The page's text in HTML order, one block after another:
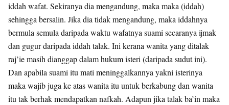
iddah wafat. Sekiranya dia mengandung, maka maka (iddah)
sehingga bersalin. Jika dia tidak mengandung, maka iddahnya
bermula semula daripada waktu wafatnya suami secaranya ijmak
dan gugur daripada iddah talak. Ini kerana wanita yang ditalak
raj’ie masih dianggap dalam hukum isteri (daripada sudut ini).
Dan apabila suami itu mati meninggalkannya yakni isterinya
maka wajib juga ke atas wanita itu untuk berkabung dan wanita
itu tak berhak mendapatkan nafkah. Adapun jika talak ba’in maka